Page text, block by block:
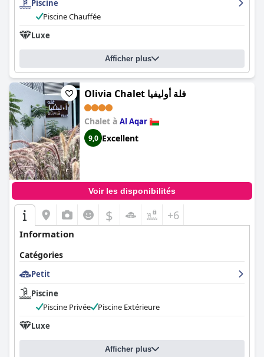
Piscine
Piscine Chauffée
Luxe
Afficher plus
Olivia Chalet فلة أوليفيا
Chalet à Al Aqar
9,0 Excellent
Voir les disponibilités
$ +6
Information
Catégories
Petit
Piscine
Piscine Privée
Piscine Extérieure
Luxe
Afficher plus